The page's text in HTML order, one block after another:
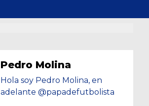
Pedro Molina
Hola soy Pedro Molina, en
adelante @papadefutbolista